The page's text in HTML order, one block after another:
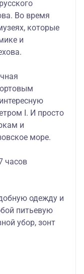
Во время
которые
и
I. И просто
и
море.
часов
одежду и
питьевую
убор, зонт